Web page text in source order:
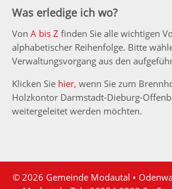
Was erledige ich wo?
Von A bis Z finden Sie alle wichtigen
alphabetischer Reihenfolge. Bitte
Verwaltungsvorgang aus den
Klicken Sie hier, wenn Sie zum
Holzkontor Darmstadt-Dieburg-
weitergeleitet werden möchten.
© 2026 Gemeinde Modautal •